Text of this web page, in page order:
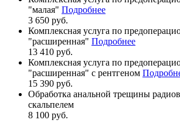
"малая" Подробнее
3 650 руб.
Комплексная услуга по
"расширенная" Подробнее
13 410 руб.
Комплексная услуга по
"расширенная" с рентгеном
15 390 руб.
Обработка анальной трещины
скальпелем
8 100 руб.